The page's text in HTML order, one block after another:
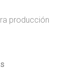
producción